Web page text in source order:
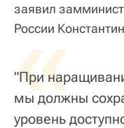
заявил
России
«
"При
мы должны
уровень